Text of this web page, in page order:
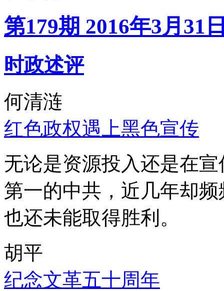
第179期 2016年3月31
时政述评
何清涟
红色政权遇上黑色宣传
无论是资源投入还是在
第一的中共，近几年却
也还未能取得胜利。
胡平
纪念文革五十周年